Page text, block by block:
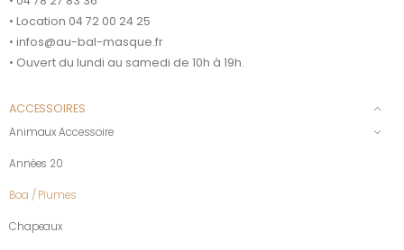
• Location 04 72 00 24 25
• infos@au-bal-masque.fr
• Ouvert du lundi au samedi de 10h à 19h.
ACCESSOIRES
Animaux Accessoire
Années 20
Boa / Plumes
Chapeaux